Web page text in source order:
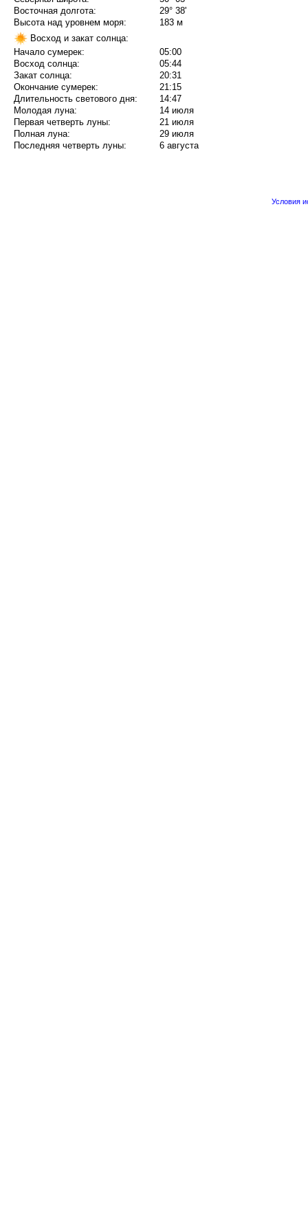
Восточная долгота:
29° 38'
Высота над уровнем моря:
183 м
Восход и закат солнца:
Начало сумерек:
05:00
Восход солнца:
05:44
Закат солнца:
20:31
Окончание сумерек:
21:15
Длительность светового дня:
14:47
Молодая луна:
14 июля
Первая четверть луны:
21 июля
Полная луна:
29 июля
Последняя четверть луны:
6 августа
Условия